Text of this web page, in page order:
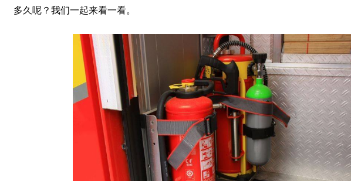
多久呢？我们一起来看一看。